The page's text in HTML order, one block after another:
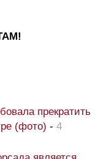
прекратить
(фото) - 4